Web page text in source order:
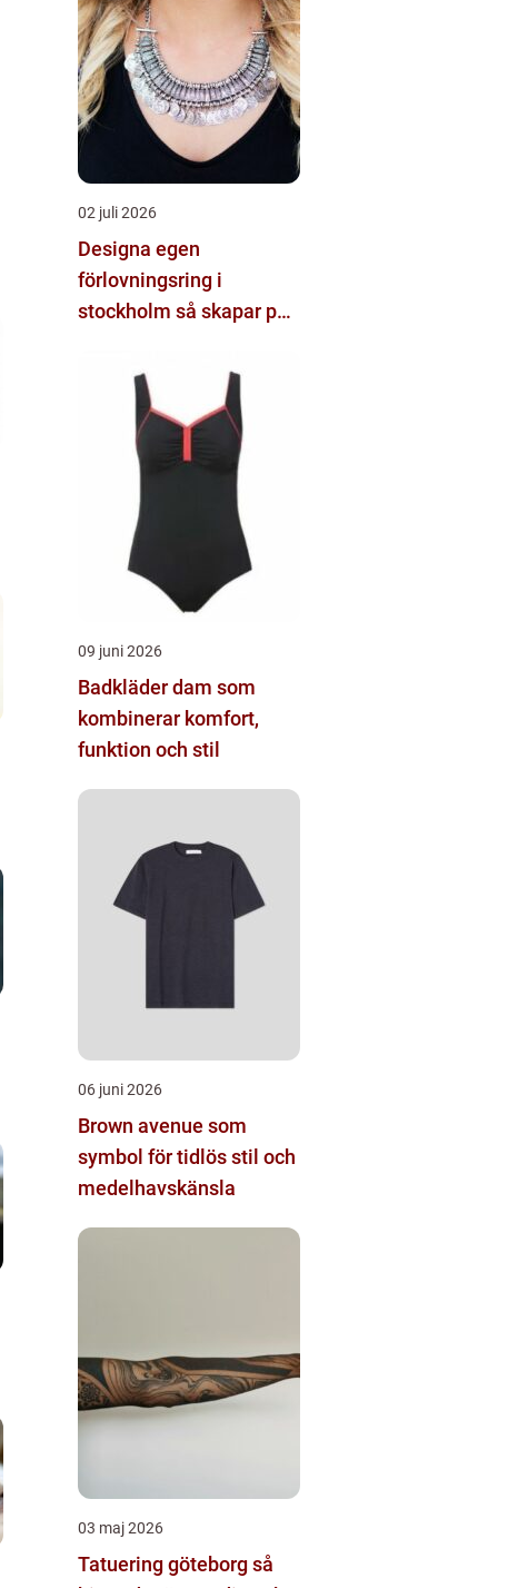
02 juli 2026
Designa egen
förlovningsring i
stockholm så skapar par
09 juni 2026
Badkläder dam som
kombinerar komfort,
funktion och stil
06 juni 2026
Brown avenue som
symbol för tidlös stil och
medelhavskänsla
03 maj 2026
Tatuering göteborg så